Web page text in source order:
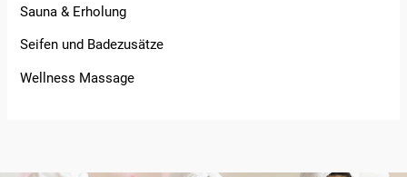
Sauna & Erholung
Seifen und Badezusätze
Wellness Massage